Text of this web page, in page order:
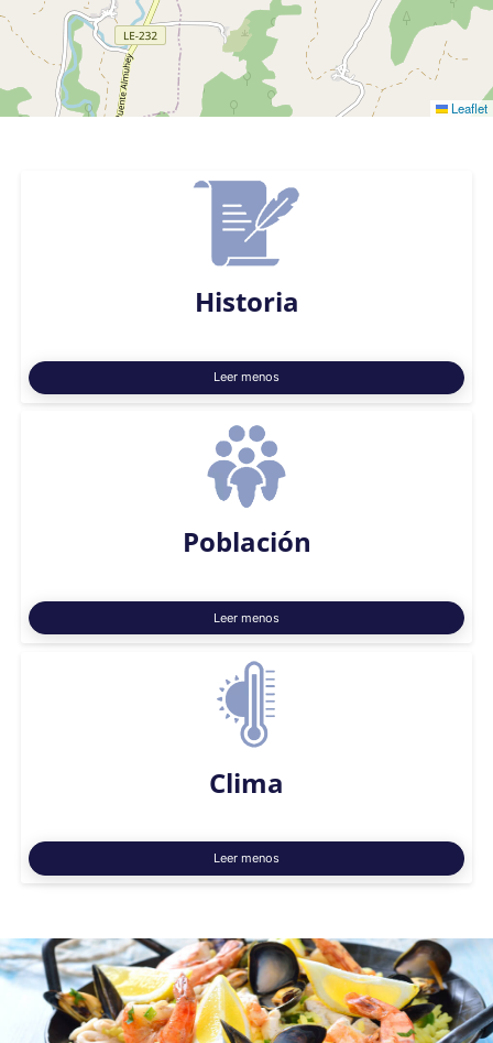
Leaflet
Historia
Leer menos
Población
Leer menos
Clima
Leer menos